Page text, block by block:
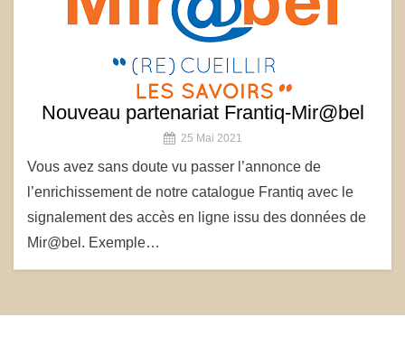
Nouveau partenariat Frantiq-Mir@bel
25 Mai 2021
Vous avez sans doute vu passer l’annonce de
l’enrichissement de notre catalogue Frantiq avec le
signalement des accès en ligne issu des données de
Mir@bel. Exemple…